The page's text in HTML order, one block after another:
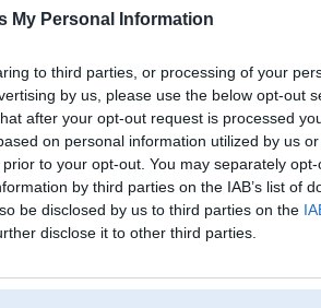
My Personal Information
to third parties, or processing of your
by us, please use the below opt-out
after your opt-out request is processed
on personal information utilized by us
to your opt-out. You may separately
by third parties on the IAB’s list of
be disclosed by us to third parties on the
disclose it to other third parties.
Reģistrācija Lietotāji
profils
kptamtamto
0
Pēdējie ziņojumi forumā